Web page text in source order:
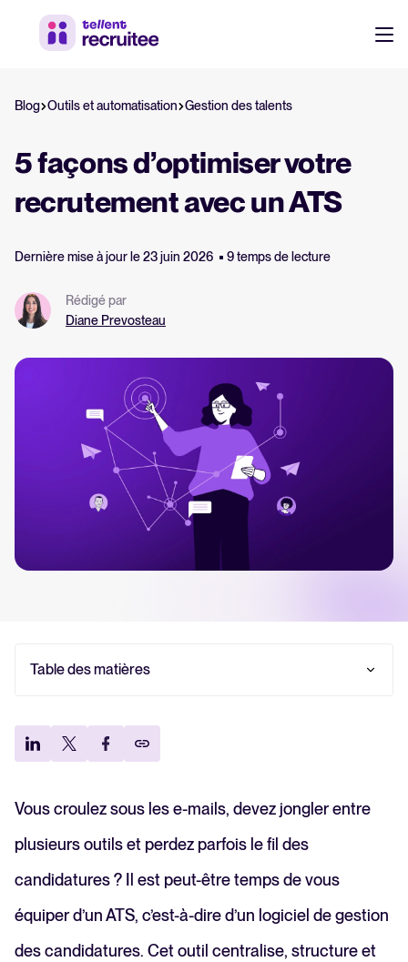
Ressources
Ressources RH et recrutement
Sessions à la demande avec des experts.
Guide logiciel ATS
Tellent Recruitee
Découvrez notre logiciel de recrutement
Rapport 2025 sur le recrutement
En savoir plus
Login
Blog Outils et automatisation Gestion des talents
5 façons d’optimiser votre
recrutement avec un ATS
Dernière mise à jour le 23 juin 2026 9 temps de lecture
Rédigé par
Diane Prevosteau
Table des matières
5 fonctionnalités d’un ATS qui améliorent l’efficacité
de vos recrutements et vous font gagner du temps
FAQ
Vous croulez sous les e-mails, devez jongler entre
plusieurs outils et perdez parfois le fil des
candidatures ? Il est peut-être temps de vous
équiper d’un ATS, c’est-à-dire d’un logiciel de gestion
des candidatures. Cet outil centralise, structure et